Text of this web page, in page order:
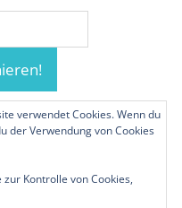
Alle
verwendet Cookies. Wenn du
der Verwendung von Cookies
Kontrolle von Cookies,